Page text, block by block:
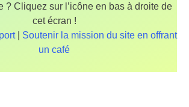
? Cliquez sur l’icône en bas à droite de
cet écran !
| Soutenir la mission du site en offrant
un café